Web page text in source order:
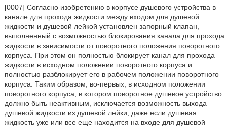
[0007] Согласно изобретению в корпусе душевого устройства в
канале для прохода жидкости между входом для душевой
жидкости и душевой лейкой установлен запорный клапан,
выполненный с возможностью блокирования канала для прохода
жидкости в зависимости от поворотного положения поворотного
корпуса. При этом он полностью блокирует канал для прохода
жидкости в исходном положении поворотного корпуса и
полностью разблокирует его в рабочем положении поворотного
корпуса. Таким образом, во-первых, в исходном положении
поворотного корпуса, в котором поворотное душевое устройство
должно быть неактивным, исключается возможность выхода
душевой жидкости из душевой лейки, даже если душевая
жидкость уже или все еще находится на входе для душевой